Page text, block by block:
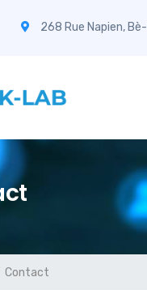
268 Rue Napien,
Contact